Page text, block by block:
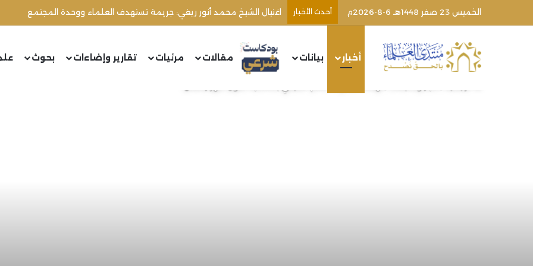
الخميس 23 صفر 1448هـ 6-8-2026م أحدث الأخبار اغتيال الشيخ محمد أنور ريغي: جريمة تستهدف العلماء ووحدة المجتمع
أخبار بيانات مقالات مرئيات تقارير وإضاءات بحوث